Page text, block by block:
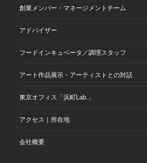
創業メンバー・マネージメントチーム
アドバイザー
フードインキュベータ／調理スタッフ
アート作品展示・アーティストとの対話
東京オフィス「浜町Lab.」
アクセス｜所在地
会社概要